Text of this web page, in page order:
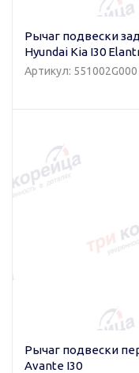
Рычаг подвески
Hyundai Kia I30
Артикул: 551002G000
Рычаг подвески
Avante I30